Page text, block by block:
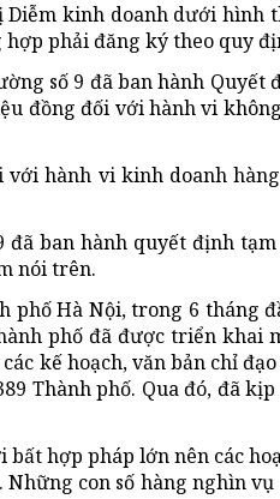
Diễm kinh doanh dưới
phải đăng ký theo quy
số 9 đã ban hành
đồng đối với hành vi
hành vi kinh doanh
ban hành quyết định
nói trên.
phố Hà Nội, trong 6 tháng
phố đã được triển khai
kế hoạch, văn bản chỉ
Thành phố. Qua đó, đã
bất hợp pháp lớn nên các
con số hàng nghìn